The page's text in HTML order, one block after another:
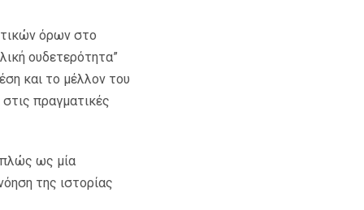
όρων στο
ουδετερότητα”
και το μέλλον του
πραγματικές
ως μία
της ιστορίας